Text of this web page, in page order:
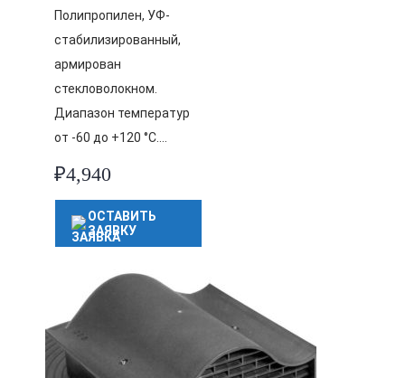
Полипропилен, УФ-
стабилизированный,
армирован
стекловолокном.
Диапазон температур
от -60 до +120 °C….
₽4,940
ОСТАВИТЬ
ЗАЯВКУ